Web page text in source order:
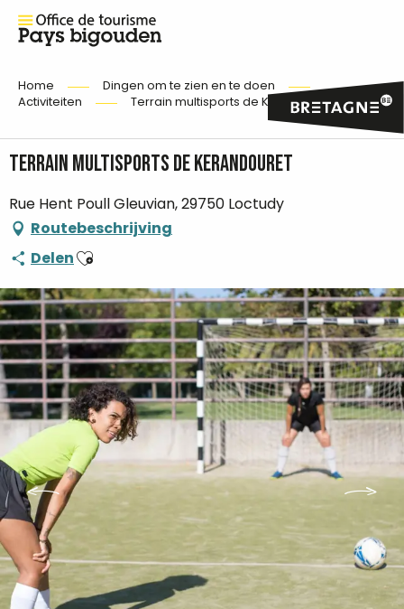
Home
Dingen om te zien en te doen
Activiteiten
Terrain multisports de Kerandouret
Terrain multisports de Kerandouret
Rue Hent Poull Gleuvian, 29750 Loctudy
Routebeschrijving
DelenAjouter aux favoris